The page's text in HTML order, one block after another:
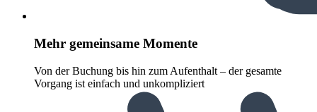
Mehr gemeinsame Momente
Von der Buchung bis hin zum Aufenthalt – der gesamte
Vorgang ist einfach und unkompliziert